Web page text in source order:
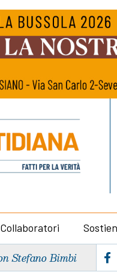
Collaboratori
Stefano Bimbi